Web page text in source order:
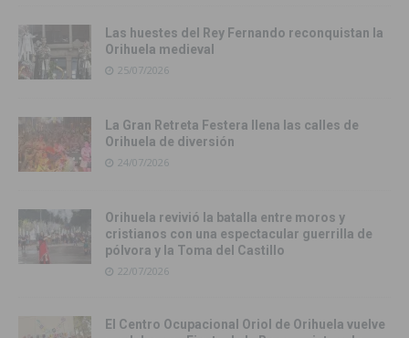
Las huestes del Rey Fernando reconquistan la
Orihuela medieval
25/07/2026
La Gran Retreta Festera llena las calles de
Orihuela de diversión
24/07/2026
Orihuela revivió la batalla entre moros y
cristianos con una espectacular guerrilla de
pólvora y la Toma del Castillo
22/07/2026
El Centro Ocupacional Oriol de Orihuela vuelve